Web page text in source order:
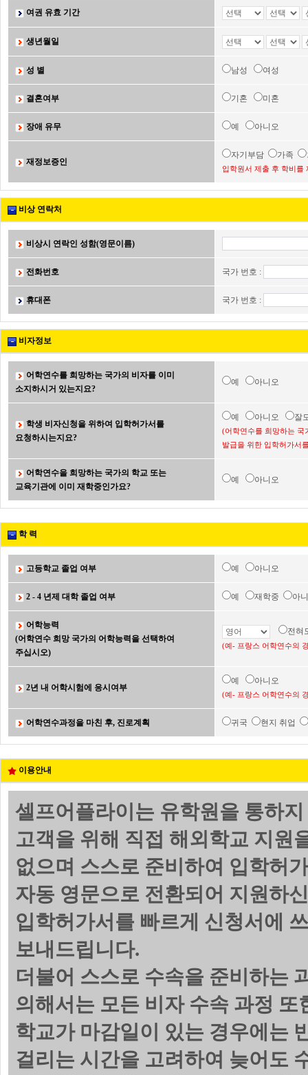
여권 유효 기간
생년월일
성 별 남성 여성
결혼여부 기혼 미혼
장애 유무 예 아니오
재정보증인
자기부담 가족
입학원서 제출 후 학비를
비상 연락처
비상시 연락인 성함(영문이름)
전화번호 국가 번호 :
휴대폰 국가 번호 :
비자정보
어학연수를 희망하는 국가의 비자를 이미
소지하시거 있는지요?
예 아니오
학생 비자신청을 위하여 입학허가서를
요청하시는지요?
예 아니오 잘
(어학연수를 희망하는 국
발급을 위한 입학허가서
어학연수을 희망하는 국가의 학교 또는
교육기관에 이미 재학중인가요?
예 아니오
학 력
고등학교 졸업 여부 예 아니오
2 - 4 년제 대학 졸업 여부 예 재학중 아
어학능력
(어학연수 희망 국가의 어학능력을 선택하여
주십시오)
전
(예- 프랑스 어학연수의
2년 내 어학시험에 응시여부
예 아니오
(예- 프랑스 어학연수의
어학연수과정을 마친 후, 진로계획 귀국 현지 취업
이용안내
셀프어플라이는 유학원을 통하
고객을 위해 직접 해외학교 지원
없으며 스스로 준비하여 입학허
자동 영문으로 전환되어 지원하
입학허가서를 빠르게 신청서에
보내드립니다.
더불어 스스로 수속을 준비하는
의해서는 모든 비자 수속 과정
학교가 마감일이 있는 경우에는
걸리는 시간을 고려하여 늦어도